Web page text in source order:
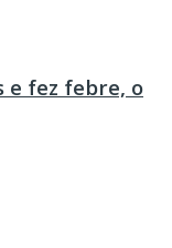
e fez febre, o